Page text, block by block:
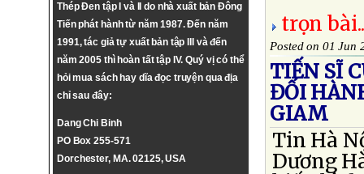
Thép Đen tập I và II do nhà xuất bản Đông
Tiến phát hành từ năm 1987. Đến năm
1991, tác giả tự xuất bản tập III và đến
năm 2005 thì hoàn tất tập IV. Quý vị có thể
hỏi mua sách hay dĩa đọc truyện qua địa
chỉ sau đây:
Dang Chi Binh
PO Box 255-571
Dorchester, MA. 02125, USA
trọn
Posted on 01 Jun
TIẾN SĨ
ĐỐI
GIAM
Tin Hà
Dương